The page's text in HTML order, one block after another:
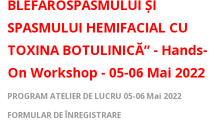
BLEFAROSPASMULUI ȘI
SPASMULUI HEMIFACIAL CU
TOXINA BOTULINICĂ” - Hands-
On Workshop - 05-06 Mai 2022
PROGRAM ATELIER DE LUCRU 05-06 Mai 2022
FORMULAR DE ÎNREGISTRARE